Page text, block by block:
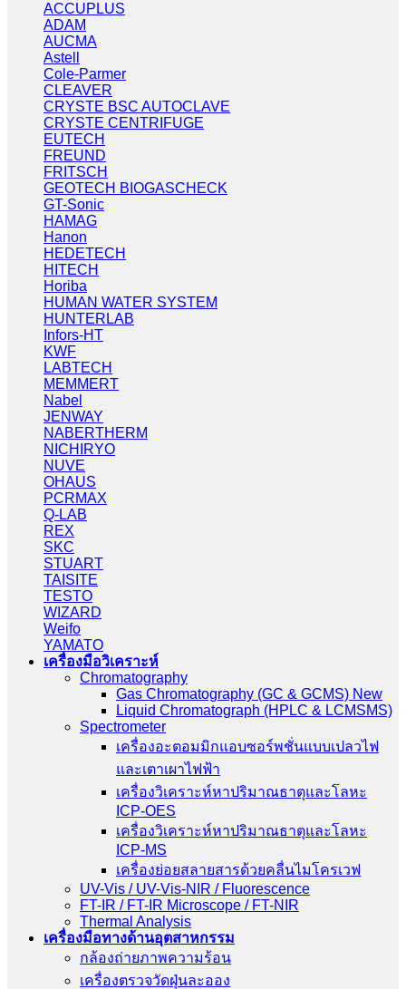
ACCUPLUS
ADAM
AUCMA
Astell
Cole-Parmer
CLEAVER
CRYSTE BSC AUTOCLAVE
CRYSTE CENTRIFUGE
EUTECH
FREUND
FRITSCH
GEOTECH BIOGASCHECK
GT-Sonic
HAMAG
Hanon
HEDETECH
HITECH
Horiba
HUMAN WATER SYSTEM
HUNTERLAB
Infors-HT
KWF
LABTECH
MEMMERT
Nabel
JENWAY
NABERTHERM
NICHIRYO
NUVE
OHAUS
PCRMAX
Q-LAB
REX
SKC
STUART
TAISITE
TESTO
WIZARD
Weifo
YAMATO
เครื่องมือวิเคราะห์
Chromatography
Gas Chromatography (GC & GCMS) New
Liquid Chromatograph (HPLC & LCMSMS)
Spectrometer
เครื่องอะตอมมิกแอบซอร์พชั่นแบบเปลวไฟ
และเตาเผาไฟฟ้า
เครื่องวิเคราะห์หาปริมาณธาตุและโลหะ
ICP-OES
เครื่องวิเคราะห์หาปริมาณธาตุและโลหะ
ICP-MS
เครื่องย่อยสลายสารด้วยคลื่นไมโครเวฟ
UV-Vis / UV-Vis-NIR / Fluorescence
FT-IR / FT-IR Microscope / FT-NIR
Thermal Analysis
เครื่องมือทางด้านอุตสาหกรรม
กล้องถ่ายภาพความร้อน
เครื่องตรวจวัดฝุ่นละออง